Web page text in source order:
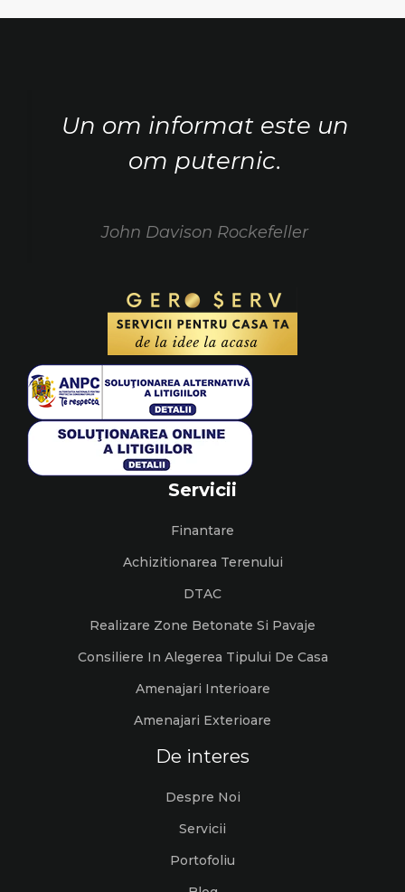
Un om informat este un
om puternic.
John Davison Rockefeller
Servicii
Finantare
Achizitionarea Terenului
DTAC
Realizare Zone Betonate Si Pavaje
Consiliere In Alegerea Tipului De Casa
Amenajari Interioare
Amenajari Exterioare
De interes
Despre Noi
Servicii
Portofoliu